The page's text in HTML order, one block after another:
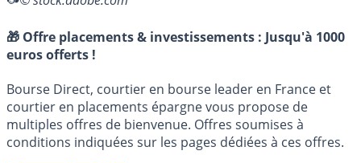
🎁 Offre placements & investissements : Jusqu'à 1000
euros offerts !
Bourse Direct, courtier en bourse leader en France et
courtier en placements épargne vous propose de
multiples offres de bienvenue. Offres soumises à
conditions indiquées sur les pages dédiées à ces offres.